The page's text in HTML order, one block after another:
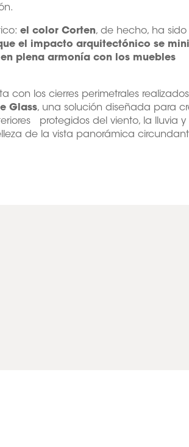
el color Corten, de hecho, ha sido
el impacto arquitectónico se
plena armonía con los muebles
con los cierres perimetrales
Glass, una solución diseñada para
protegidos del viento, la lluvia y
de la vista panorámica